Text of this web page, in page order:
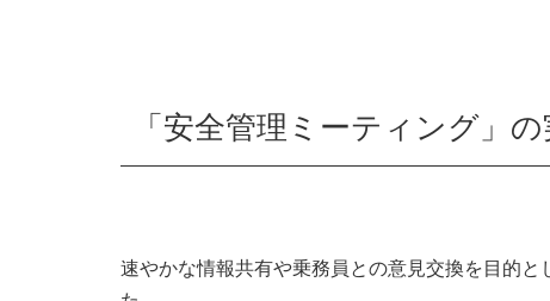
「安全管理ミーティング」
速やかな情報共有や乗務員との意見交換を目的